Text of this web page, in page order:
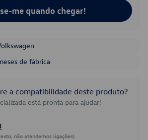
me quando chegar!
de fábrica
a compatibilidade deste produto?
está pronta para ajudar!
não atendemos ligações)